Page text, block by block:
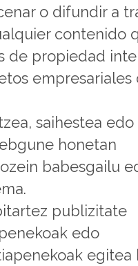
o difundir a
contenido
de propiedad
empresariales
saihestea edo
honetan
babesgailu
publizitate
edo
egitea